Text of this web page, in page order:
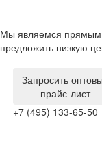
Мы являемся прямым
предложить низкую
Запросить
прайс-лист
+7 (495) 133-65-50